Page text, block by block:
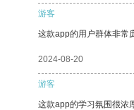
游客
这款app的用户群体非常
2024-08-20
游客
这款app的学习氛围很浓